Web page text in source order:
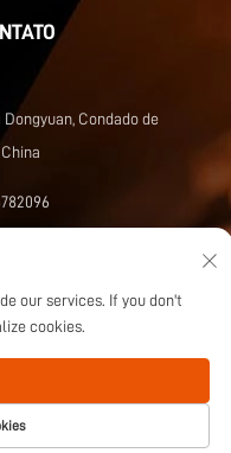
Dongyuan, Condado de
our services. If you don't
cookies.